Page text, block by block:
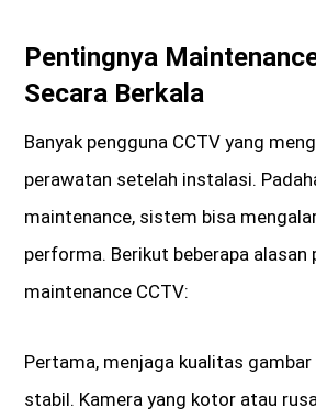
Pentingnya
Secara Berkala
Banyak pengguna CCTV yang
perawatan setelah instalasi.
maintenance, sistem bisa
performa. Berikut beberapa alasan
maintenance CCTV:
Pertama, menjaga kualitas
stabil. Kamera yang kotor atau